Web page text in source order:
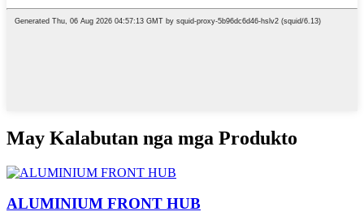
May Kalabutan nga mga Produkto
ALUMINIUM FRONT HUB